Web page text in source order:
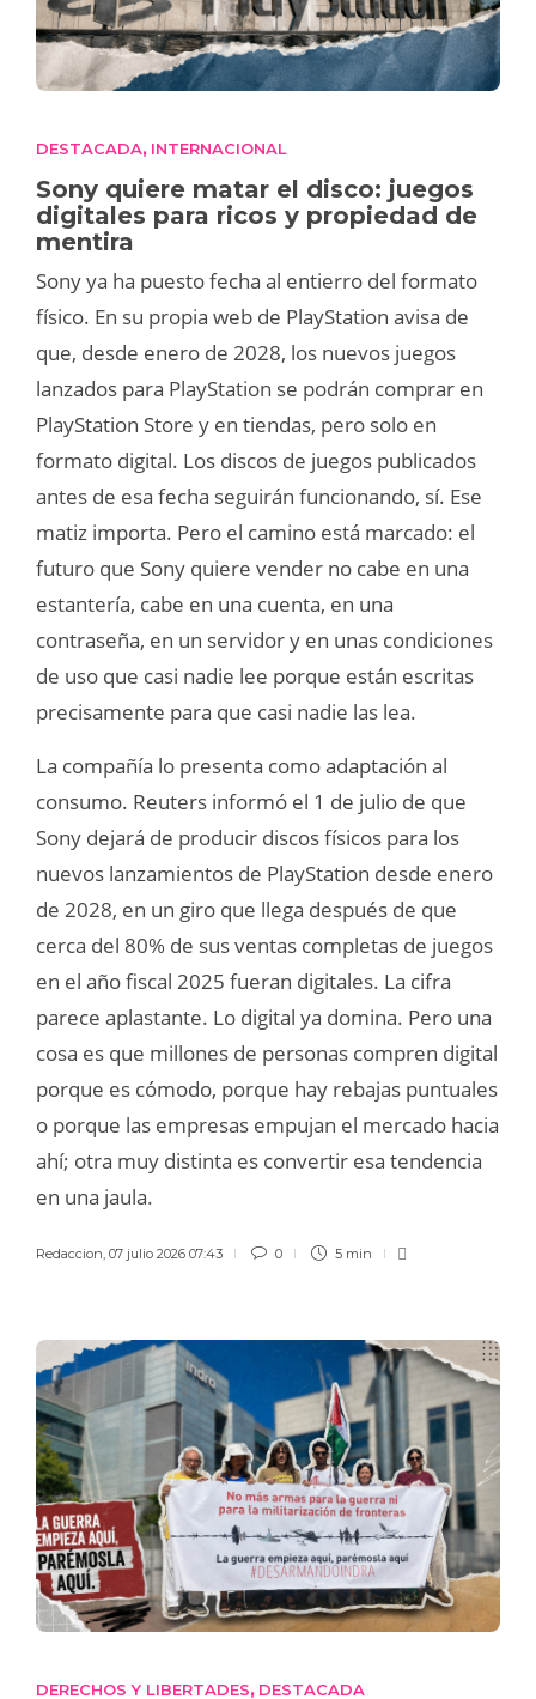
DESTACADA, INTERNACIONAL
Sony quiere matar el disco: juegos
digitales para ricos y propiedad de
mentira
Sony ya ha puesto fecha al entierro del formato
físico. En su propia web de PlayStation avisa de
que, desde enero de 2028, los nuevos juegos
lanzados para PlayStation se podrán comprar en
PlayStation Store y en tiendas, pero solo en
formato digital. Los discos de juegos publicados
antes de esa fecha seguirán funcionando, sí. Ese
matiz importa. Pero el camino está marcado: el
futuro que Sony quiere vender no cabe en una
estantería, cabe en una cuenta, en una
contraseña, en un servidor y en unas condiciones
de uso que casi nadie lee porque están escritas
precisamente para que casi nadie las lea.
La compañía lo presenta como adaptación al
consumo. Reuters informó el 1 de julio de que
Sony dejará de producir discos físicos para los
nuevos lanzamientos de PlayStation desde enero
de 2028, en un giro que llega después de que
cerca del 80% de sus ventas completas de juegos
en el año fiscal 2025 fueran digitales. La cifra
parece aplastante. Lo digital ya domina. Pero una
cosa es que millones de personas compren digital
porque es cómodo, porque hay rebajas puntuales
o porque las empresas empujan el mercado hacia
ahí; otra muy distinta es convertir esa tendencia
en una jaula.
Redaccion, 07 julio 2026 07:43 0 5 min
DERECHOS Y LIBERTADES, DESTACADA